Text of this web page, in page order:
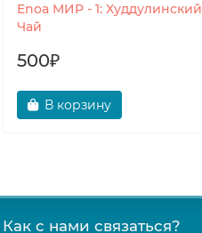
Enoa МИР - 1: Худдулинский
Чай
500₽
В корзину
Как с нами связаться?